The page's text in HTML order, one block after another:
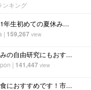
ンキング
年生初めての夏休み...
| 159,267 view
の自由研究にもおす...
| 141,447 view
におすすめです！市...